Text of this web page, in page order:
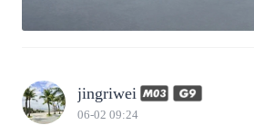
jingriwei
06-02 09:24